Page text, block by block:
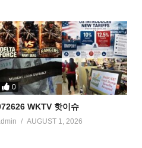
0
WKTV 핫이슈
AUGUST 1, 2026